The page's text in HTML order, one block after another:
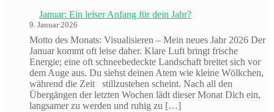
Januar: Ein leiser Anfang für dein Jahr?
9. Januar 2026
Motto des Monats: Visualisieren – Mein neues Jahr 2026 Der
Januar kommt oft leise daher. Klare Luft bringt frische
Energie; eine oft schneebedeckte Landschaft breitet sich vor
dem Auge aus. Du siehst deinen Atem wie kleine Wölkchen,
während die Zeit stillzustehen scheint. Nach all den
Übergängen der letzten Wochen lädt dieser Monat Dich ein,
langsamer zu werden und ruhig zu […]